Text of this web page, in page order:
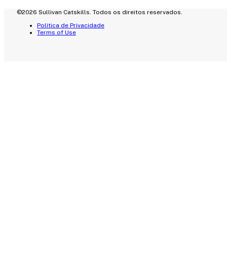
©2026 Sullivan Catskills. Todos os direitos reservados.
Política de Privacidade
Terms of Use